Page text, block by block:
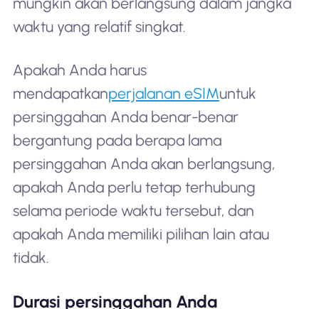
waktu yang relatif singkat.
Apakah Anda harus
mendapatkanperjalanan eSIMuntuk
persinggahan Anda benar-benar
bergantung pada berapa lama
persinggahan Anda akan berlangsung,
apakah Anda perlu tetap terhubung
selama periode waktu tersebut, dan
apakah Anda memiliki pilihan lain atau
tidak.
Durasi persinggahan Anda